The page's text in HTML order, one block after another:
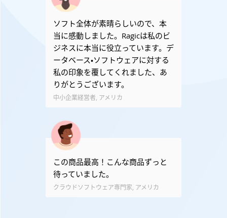
ソフト全体が素晴らしいので、本
当に感動しました。Ragicは私のビ
ジネスに本当に役立っています。デ
ータベース・ソフトウェアに対する
私の印象を覆してくれました、あ
りがとうございます。
中小企業経営者, アメリカ
この商品最高！こんな商品ずっと
待っていました。
クラウドソフトウェア専門家, アメリカ